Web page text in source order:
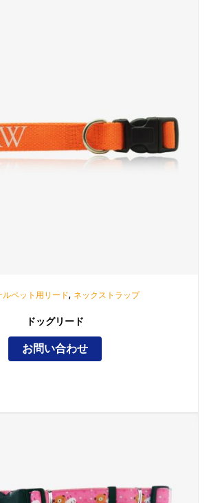
ルペット用リード, ネックストラップ
ドッグリード
お問い合わせ